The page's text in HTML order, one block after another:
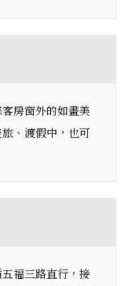
房窗外的如畫美
、渡假中，也可
福三路直行，接